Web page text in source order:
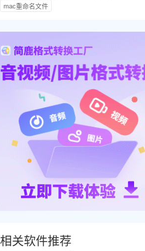
mac重命名文件
相关软件推荐